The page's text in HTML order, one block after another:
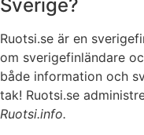
Sverige?
Ruotsi.se är en
om sverigefinländare
både information och
tak! Ruotsi.se
Ruotsi.info.